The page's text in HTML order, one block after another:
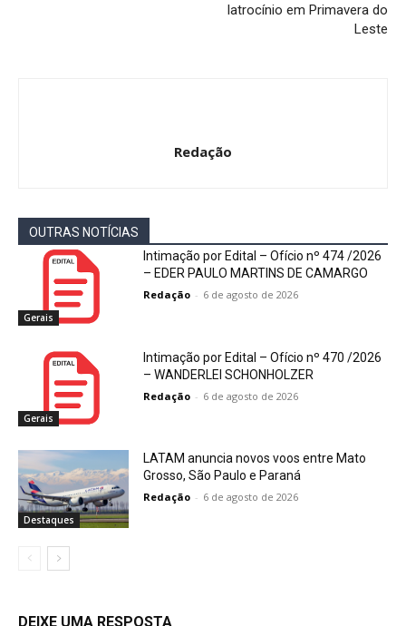
latrocínio em Primavera do
Leste
Redação
OUTRAS NOTÍCIAS
Gerais
Intimação por Edital – Ofício nº 474 /2026
– EDER PAULO MARTINS DE CAMARGO
Redação - 6 de agosto de 2026
Gerais
Intimação por Edital – Ofício nº 470 /2026
– WANDERLEI SCHONHOLZER
Redação - 6 de agosto de 2026
Destaques
LATAM anuncia novos voos entre Mato
Grosso, São Paulo e Paraná
Redação - 6 de agosto de 2026
DEIXE UMA RESPOSTA